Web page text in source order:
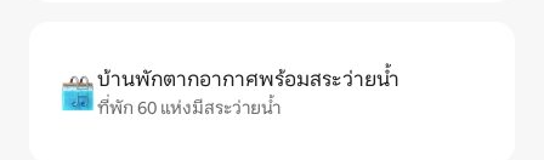
บ้านพักตากอากาศพร้อมสระว่ายน้ำ
ที่พัก 60 แห่งมีสระว่ายน้ำ